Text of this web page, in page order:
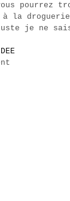
pourrez
à la
je ne sais